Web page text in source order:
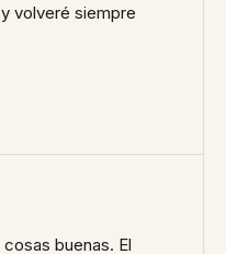
volveré siempre
buenas. El